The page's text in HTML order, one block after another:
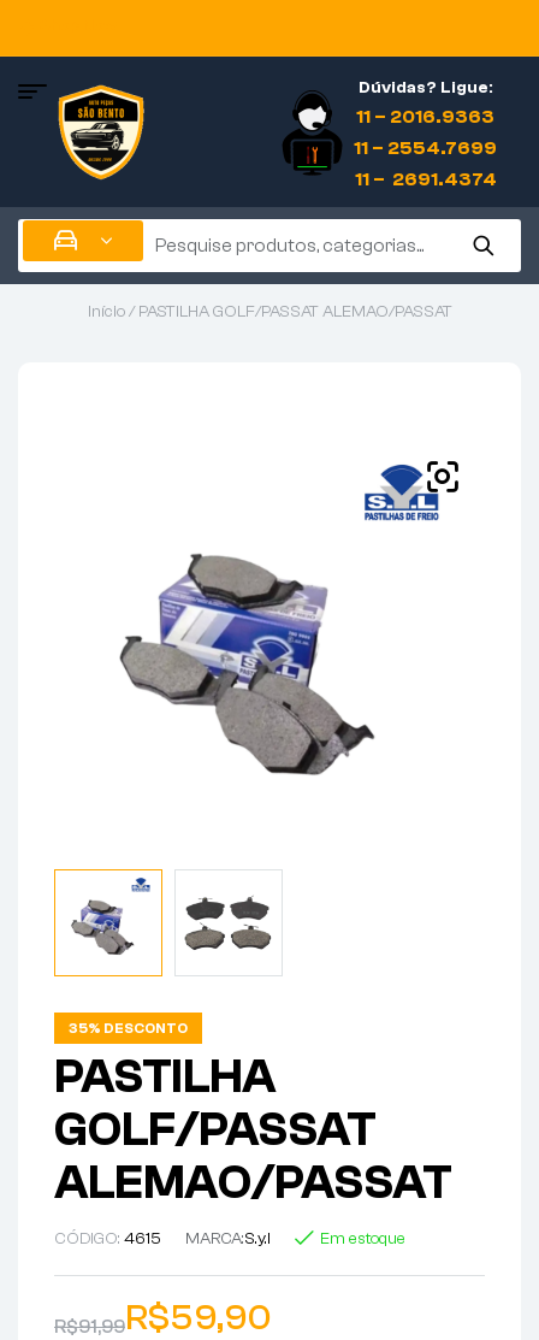
Dúvidas? Ligue:
11 – 2016.9363
11 – 2554.7699
11 – 2691.4374
Início/ PASTILHA GOLF/PASSAT ALEMAO/PASSAT
35% DESCONTO
PASTILHA
GOLF/PASSAT
ALEMAO/PASSAT
CÓDIGO: 4615 MARCA:S.y.l Em estoque
R$91,99R$59,90